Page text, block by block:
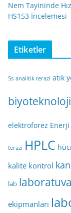
Nem Tayininde
HS153 İncelemesi
Etiketler
5s analitik terazi atık
biyoteknoloji
elektroforez
terazi HPLC
kalite kontrol
lab
ekipmanları